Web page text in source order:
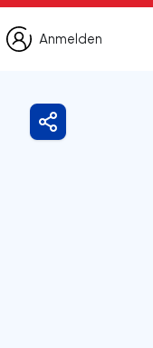
Anmelden
Anmelden
Freigeben